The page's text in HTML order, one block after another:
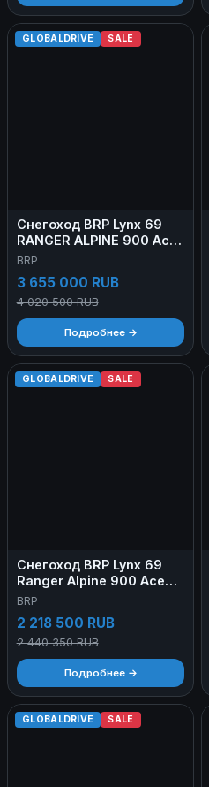
GLOBALDRIVE SALE
Снегоход BRP Lynx 69
RANGER ALPINE 900 Ace
Turbo 2026
BRP
3 655 000 RUB
4 020 500 RUB
Подробнее →
GLOBALDRIVE SALE
Снегоход BRP Lynx 69
Ranger Alpine 900 Ace
Turbo 2022
BRP
2 218 500 RUB
2 440 350 RUB
Подробнее →
GLOBALDRIVE SALE